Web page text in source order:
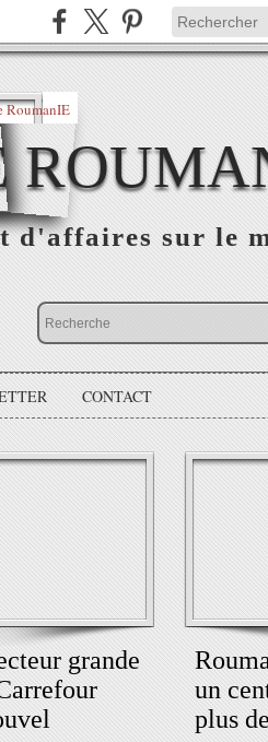
d'affaires sur le
CONTACT
grande
un
plus